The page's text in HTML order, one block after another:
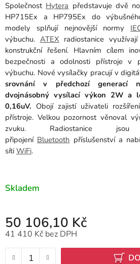
Společnost Hytera představuje dvě
HP715Ex a HP795Ex do
modely splňují nejnovější normy
výbuchu. ATEX radiostanice
konstrukční řešení. Hlavním cílem
bezpečnosti a odolnosti přístroje v
výbuchu. Nové vysílačky pracují v
srovnání v předchozí generací
dvojnásobný vysílací výkon 2W a
0,16uV. Obojí zajistí uživateli
přístroje. Velkou pozornost věnoval
zvuku. Radiostanice
připojení Bluetooth příslušenství a
síti WiFi.
Skladem
50 106,10 Kč
41 410 Kč bez DPH